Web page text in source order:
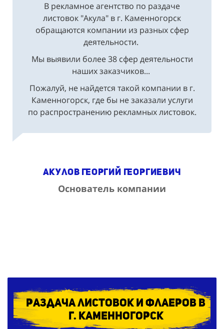
В рекламное агентство по раздаче
листовок "Акула" в г. Каменногорск
обращаются компании из разных сфер
деятельности.
Мы выявили более 38 сфер деятельности
наших заказчиков...
Пожалуй, не найдется такой компании в г.
Каменногорск, где бы не заказали услуги
по распространению рекламных листовок.
Акулов Георгий Георгиевич
Основатель компании
Раздача листовок и флаеров в
г. Каменногорск